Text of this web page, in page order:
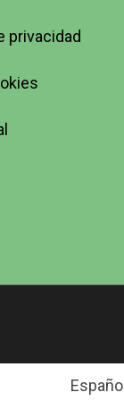
privacidad
Español